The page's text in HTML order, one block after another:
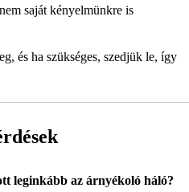
saját kényelmünkre is
és ha szükséges, szedjük le, így
leginkább az árnyékoló háló?